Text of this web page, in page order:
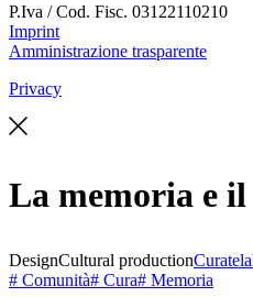
P.Iva / Cod. Fisc. 03122110210
Imprint
Amministrazione trasparente
Privacy
La memoria e
DesignCultural productionCuratela
# Comunità# Cura# Memoria